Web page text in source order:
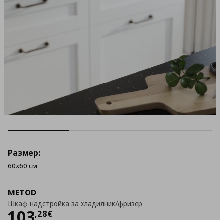
METOD
Шкаф-надстройка за хладилник/фризер
,28€
Размер:
60x60 см